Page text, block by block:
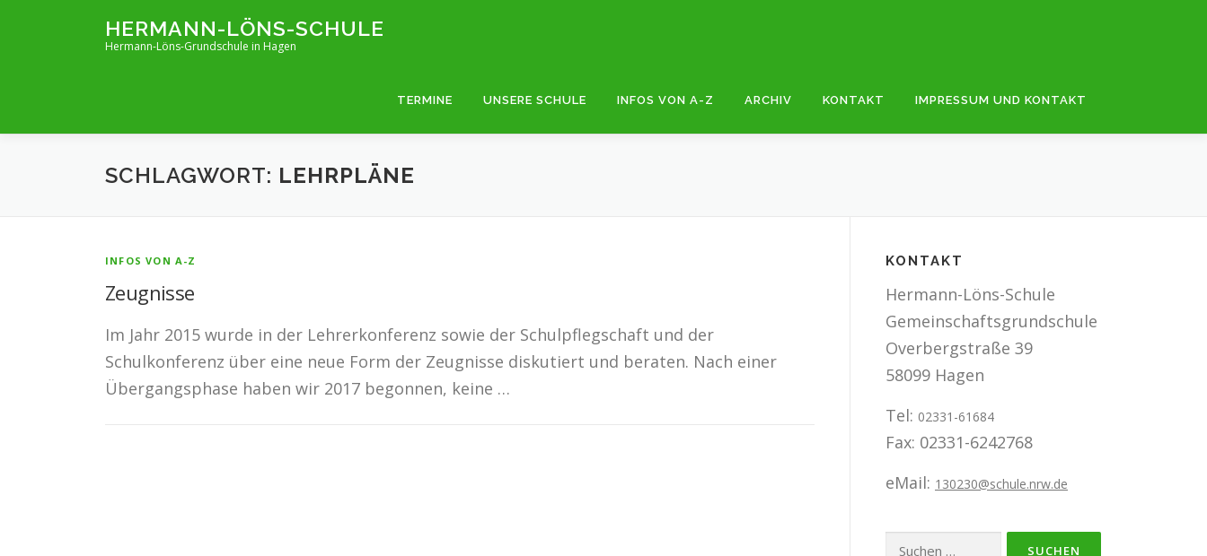
HERMANN-LÖNS-SCHULE
Hermann-Löns-Grundschule in Hagen
TERMINE UNSERE SCHULE INFOS VON A-Z ARCHIV KONTAKT IMPRESSUM UND KONTAKT
SCHLAGWORT: LEHRPLÄNE
INFOS VON A-Z
Zeugnisse
Im Jahr 2015 wurde in der Lehrerkonferenz sowie der Schulpflegschaft und der
Schulkonferenz über eine neue Form der Zeugnisse diskutiert und beraten. Nach einer
Übergangsphase haben wir 2017 begonnen, keine …
KONTAKT
Hermann-Löns-Schule
Gemeinschaftsgrundschule
Overbergstraße 39
58099 Hagen
Tel: 02331-61684
Fax: 02331-6242768
eMail: 130230@schule.nrw.de
Suchen